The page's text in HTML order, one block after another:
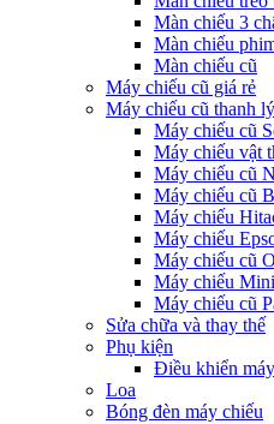
Màn chiếu 3
Màn chiếu
Màn chiếu cũ
Máy chiếu cũ giá rẻ
Máy chiếu cũ thanh lý
Máy chiếu cũ
Máy chiếu vật
Máy chiếu cũ
Máy chiếu cũ
Máy chiếu
Máy chiếu
Máy chiếu cũ
Máy chiếu
Máy chiếu cũ
Sửa chữa và thay thế
Phụ kiện
Điều khiển
Loa
Bóng đèn máy chiếu